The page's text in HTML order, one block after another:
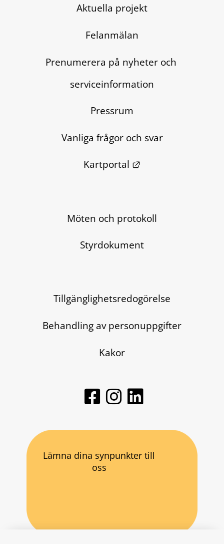
Aktuella projekt
Felanmälan
Prenumerera på nyheter och
serviceinformation
Pressrum
Vanliga frågor och svar
Kartportal
Länk till annan
Möten och protokoll
Styrdokument
Tillgänglighetsredogörelse
Behandling av personuppgifter
Kakor
Lämna dina synpunkter till
oss